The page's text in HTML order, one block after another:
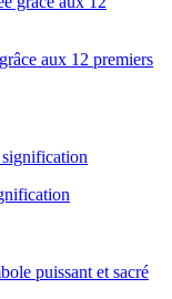
aux 12 premiers